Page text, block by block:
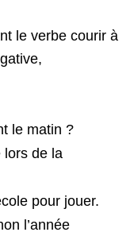
le verbe courir à
le matin ?
lors de la
pour jouer.
l’année